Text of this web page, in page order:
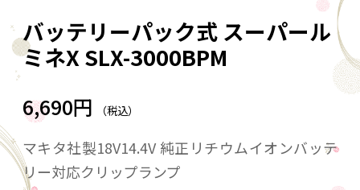
バッテリーパック式 スーパール
ミネX SLX-3000BPM
6,690円 （税込）
マキタ社製18V14.4V 純正リチウムイオンバッテ
リー対応クリップランプ